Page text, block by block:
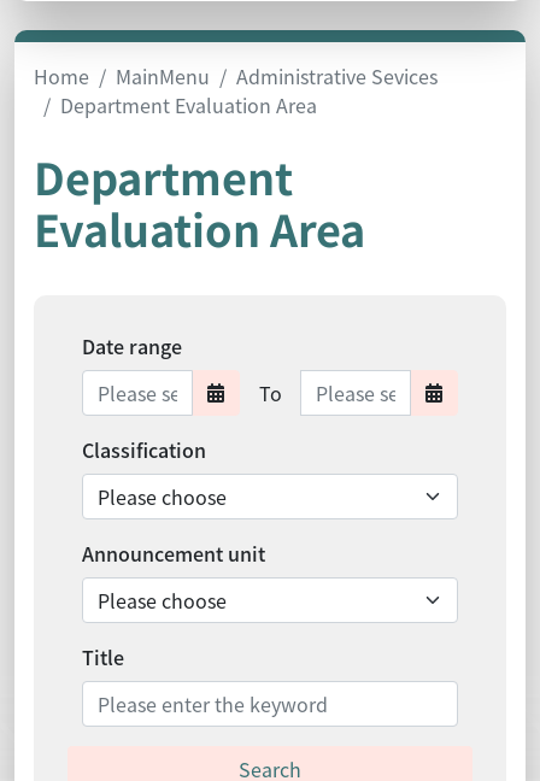
Home MainMenu
Administrative Sevices
Department Evaluation Area
Department
Evaluation Area
Date range
Date range starts
To Date range endsDate
Classification
Announcement unit
Title